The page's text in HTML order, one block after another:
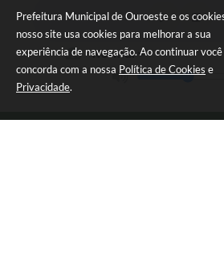
Prefeitura Municipal de Ouroeste e os
nosso site usa cookies para melhorar a sua
experiência de navegação. Ao continuar você
concorda com a nossa Política de Cookies e
Privacidade.